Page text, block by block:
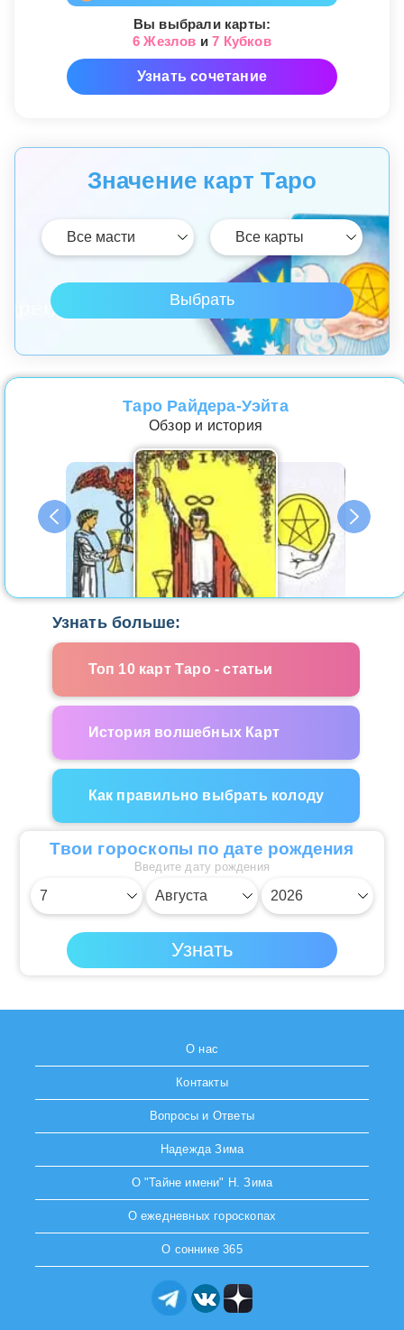
Вы выбрали карты:
6 Жезлов и7 Кубков
Узнать сочетание
Значение карт Таро
Таро Райдера-Уэйта
Обзор и история
Узнать больше:
Топ 10 карт Таро - статьи
История волшебных Карт
Как правильно выбрать колоду
Твои гороскопы по дате рождения
Введите дату рождения
О нас
Контакты
Вопросы и Ответы
Надежда Зима
О "Тайне имени" Н. Зима
О ежедневных гороскопах
О соннике 365